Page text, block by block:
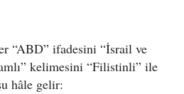
“ABD” ifadesini “İsrail ve
kelimesini “Filistinli” ile
hâle gelir: